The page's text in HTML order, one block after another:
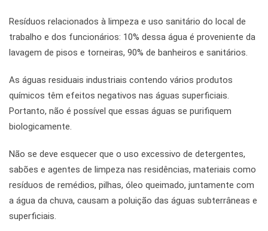
Resíduos relacionados à limpeza e uso sanitário do local de
trabalho e dos funcionários: 10% dessa água é proveniente da
lavagem de pisos e torneiras, 90% de banheiros e sanitários.
As águas residuais industriais contendo vários produtos
químicos têm efeitos negativos nas águas superficiais.
Portanto, não é possível que essas águas se purifiquem
biologicamente.
Não se deve esquecer que o uso excessivo de detergentes,
sabões e agentes de limpeza nas residências, materiais como
resíduos de remédios, pilhas, óleo queimado, juntamente com
a água da chuva, causam a poluição das águas subterrâneas e
superficiais.